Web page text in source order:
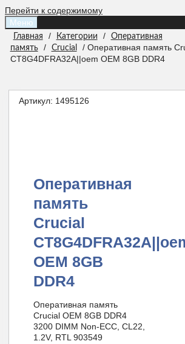
Перейти к содержимому
Меню
Главная / Категории /
Оперативная
память
/ Crucial
/ Оперативная память
CT8G4DFRA32A||oem OEM 8GB DDR4
Артикул: 1495126
Оперативная
память
Crucial
OEM 8GB
DDR4
Оперативная память
Crucial OEM 8GB DDR4
3200 DIMM Non-ECC, CL22,
1.2V, RTL 903549